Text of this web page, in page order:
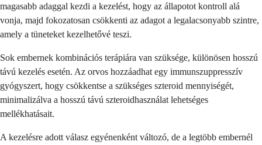
magasabb adaggal kezdi a kezelést, hogy az állapotot kontroll alá
vonja, majd fokozatosan csökkenti az adagot a legalacsonyabb szintre,
amely a tüneteket kezelhetővé teszi.
Sok embernek kombinációs terápiára van szüksége, különösen hosszú
távú kezelés esetén. Az orvos hozzáadhat egy immunszuppresszív
gyógyszert, hogy csökkentse a szükséges szteroid mennyiségét,
minimalizálva a hosszú távú szteroidhasználat lehetséges
mellékhatásait.
A kezelésre adott válasz egyénenként változó, de a legtöbb embernél